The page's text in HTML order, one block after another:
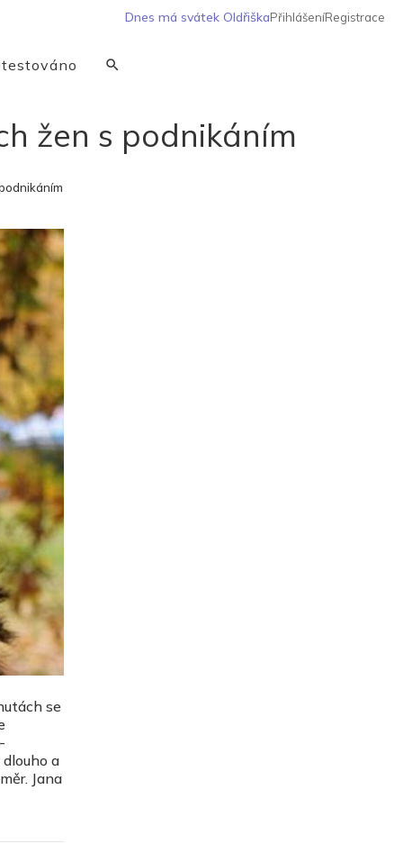
Dnes má svátek OldřiškaPřihlášeníRegistrace
žen s podnikáním
se
a
Jana